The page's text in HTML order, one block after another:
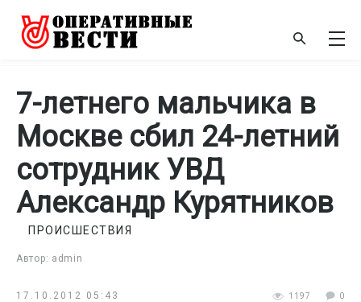
7-летнего мальчика в
Москве сбил 24-летний
сотрудник УВД
Александр Курятников
Автор: admin
ПРОИСШЕСТВИЯ
17.10.2012 05:43 1197 0